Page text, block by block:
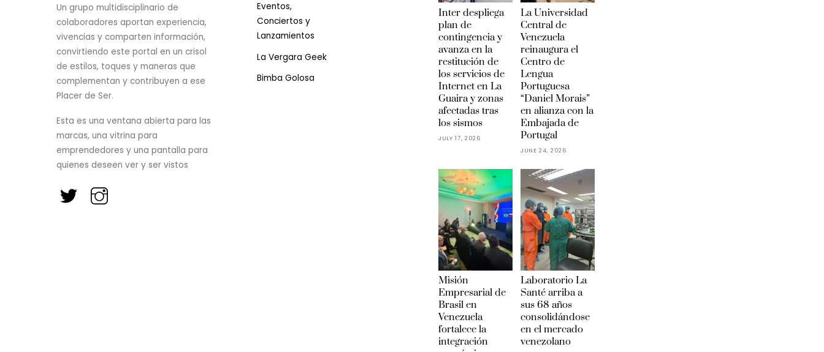
Un grupo multidisciplinario de
colaboradores aportan experiencia,
vivencias y comparten información,
convirtiendo este portal en un crisol
de estilos, toques y maneras que
complementan y contribuyen a ese
Placer de Ser.
Esta es una ventana abierta para las
marcas, una vitrina para
emprendedores y una pantalla para
quienes deseen ver y ser vistos
Eventos,
Conciertos y
Lanzamientos
La Vergara Geek
Bimba Golosa
Inter despliega
plan de
contingencia y
avanza en la
restitución de
los servicios de
Internet en La
Guaira y zonas
afectadas tras
los sismos
JULY 17, 2026
La Universidad
Central de
Venezuela
reinaugura el
Centro de
Lengua
Portuguesa
“Daniel Morais”
en alianza con la
Embajada de
Portugal
JUNE 24, 2026
Misión
Empresarial de
Brasil en
Venezuela
fortalece la
integración
Laboratorio La
Santé arriba a
sus 68 años
consolidándose
en el mercado
venezolano